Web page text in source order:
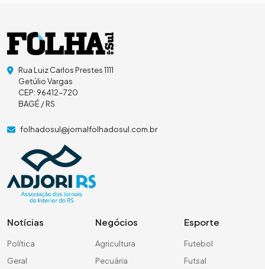
Rua Luiz Carlos Prestes 1111
Getúlio Vargas
CEP: 96412-720
BAGÉ / RS
folhadosul@jornalfolhadosul.com.br
Notícias
Política
Geral
Negócios
Agricultura
Pecuária
Esporte
Futebol
Futsal